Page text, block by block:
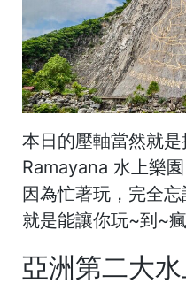
本日的壓軸當然就
Ramayana 水上樂園
因為忙著玩，完全
就是能讓你玩~到~
亞洲第二大水